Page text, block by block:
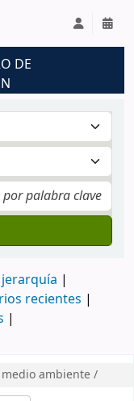
DE
recientes
ambiente /